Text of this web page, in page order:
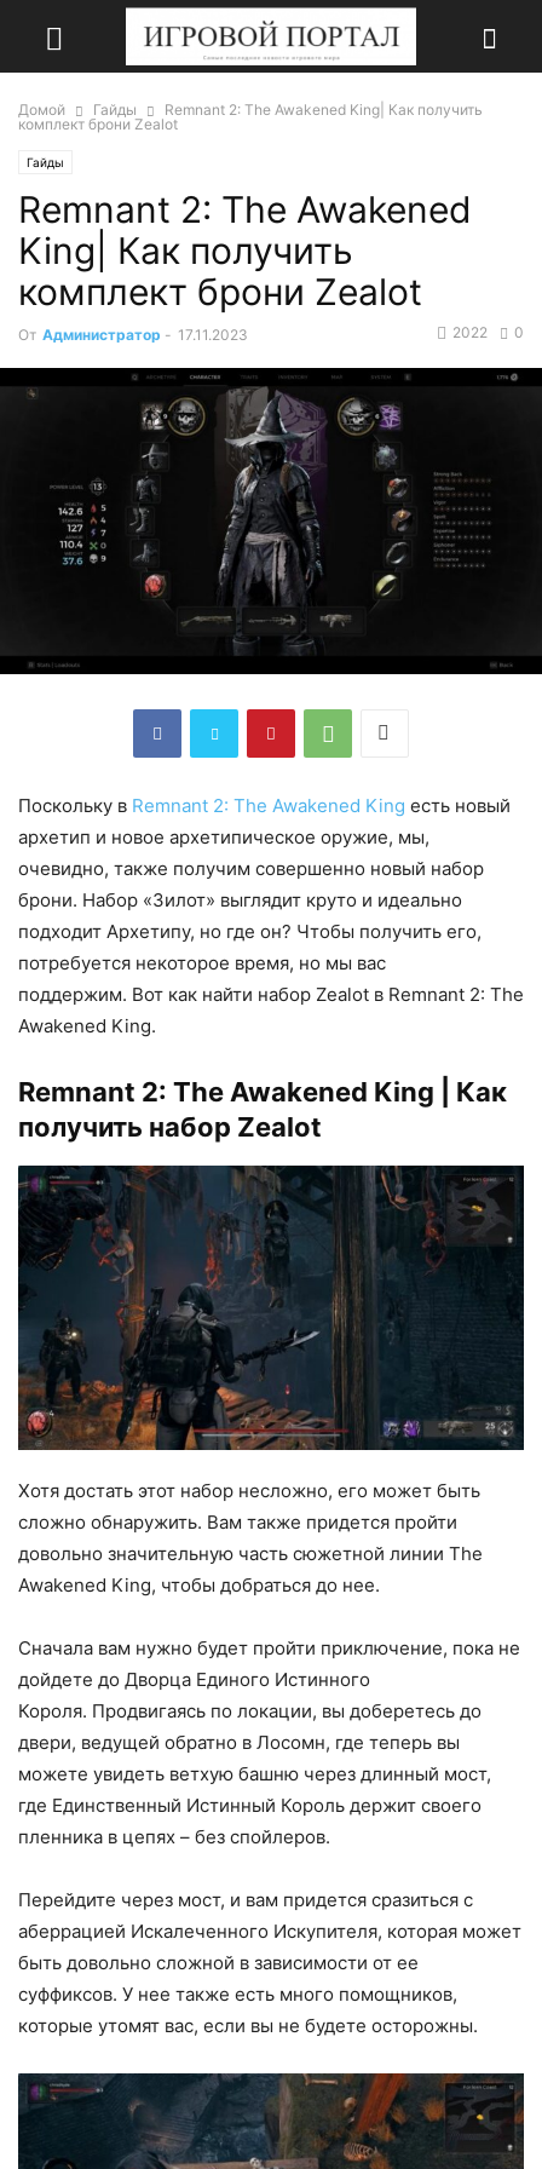
Домой Гайды
Remnant 2: The Awakened King| Как получить
комплект брони Zealot
Гайды
Remnant 2: The Awakened
King| Как получить
комплект брони Zealot
От Администратор - 17.11.2023 0
2022
Поскольку в Remnant 2: The Awakened King есть новый
архетип и новое архетипическое оружие, мы,
очевидно, также получим совершенно новый набор
брони. Набор «Зилот» выглядит круто и идеально
подходит Архетипу, но где он? Чтобы получить его,
потребуется некоторое время, но мы вас
поддержим. Вот как найти набор Zealot в Remnant 2: The
Awakened King.
Remnant 2: The Awakened King | Как
получить набор Zealot
Хотя достать этот набор несложно, его может быть
сложно обнаружить. Вам также придется пройти
довольно значительную часть сюжетной линии The
Awakened King, чтобы добраться до нее.
Сначала вам нужно будет пройти приключение, пока не
дойдете до Дворца Единого Истинного
Короля. Продвигаясь по локации, вы доберетесь до
двери, ведущей обратно в Лосомн, где теперь вы
можете увидеть ветхую башню через длинный мост,
где Единственный Истинный Король держит своего
пленника в цепях – без спойлеров.
Перейдите через мост, и вам придется сразиться с
аберрацией Искалеченного Искупителя, которая может
быть довольно сложной в зависимости от ее
суффиксов. У нее также есть много помощников,
которые утомят вас, если вы не будете осторожны.